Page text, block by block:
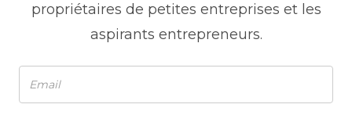
propriétaires de petites entreprises et les
aspirants entrepreneurs.